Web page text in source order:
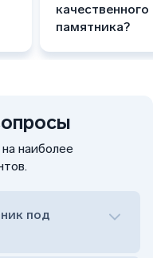
памятника?
наиболее
под